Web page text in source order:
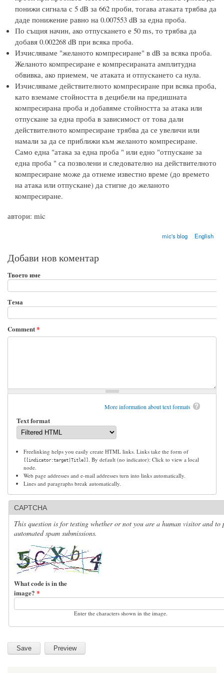
понижи сигнала с 5 dB за 662 проби, тогава атаката трябва да
даде понижение равно на 0.007553 dB за една проба.
По същия начин, ако отпускането е 50 ms, то трябва да
добавя 0.002268 dB при всяка проба.
Изчисляваме "желаното компресиране" в dB за всяка проба.
Желаното компресиране е компресираната амплитудна
обвивка, ако приемем, че атаката и отпускането са нула.
Изчисляваме действителното компресиране при всяка проба,
като вземаме стойността в децибели на предишната
компресирана проба и добавяме стойността за атака или
отпускане за една проба в зависимост от това дали
действителното компресиране трябва да се увеличи или
намали за да се приближи към желаното компресиране.
Само една "атака за една проба " или едно "отпускане за
една проба " са позволени и следователно на действителното
компресиране може да отнеме известно време (до времето
на атака или отпускане) да стигне до желаното
компресиране.
автори: mic
mic's blog English
Добави нов коментар
Твоето име
Тема
Comment*
More information about text formats
Text format
Freelinking helps you easily create HTML links. Links take the form of
[[indicator:target|Title]]
. By default (no indicator): Click to view a local
node.
Web page addresses and e-mail addresses turn into links automatically.
Lines and paragraphs break automatically.
CAPTCHA
This question is for testing whether or not you are a human visitor and to
automated spam submissions.
What code is in the
image? *
Enter the characters shown in the image.